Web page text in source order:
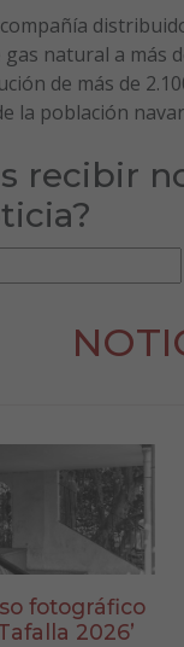
natural a más
de más de
la población
recibir
fotográfico
2026’